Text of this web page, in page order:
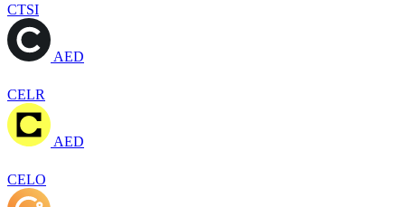
CTSI
AED
CELR
AED
CELO